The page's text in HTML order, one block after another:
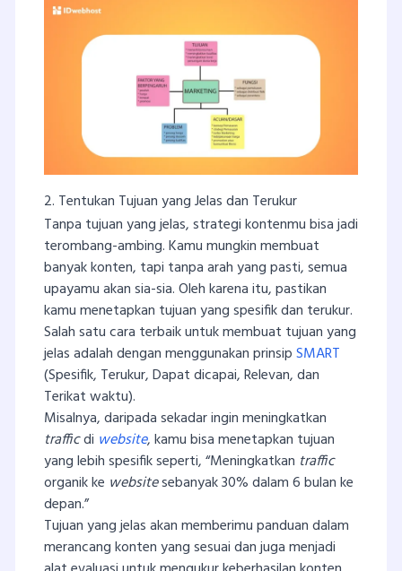
2. Tentukan Tujuan yang Jelas dan Terukur
Tanpa tujuan yang jelas, strategi kontenmu bisa jadi
terombang-ambing. Kamu mungkin membuat
banyak konten, tapi tanpa arah yang pasti, semua
upayamu akan sia-sia. Oleh karena itu, pastikan
kamu menetapkan tujuan yang spesifik dan terukur.
Salah satu cara terbaik untuk membuat tujuan yang
jelas adalah dengan menggunakan prinsipSMART
(Spesifik, Terukur, Dapat dicapai, Relevan, dan
Terikat waktu).
Misalnya, daripada sekadar ingin meningkatkan
trafficdi website, kamu bisa menetapkan tujuan
yang lebih spesifik seperti, “Meningkatkan traffic
organik ke websitesebanyak 30% dalam 6 bulan ke
depan.”
Tujuan yang jelas akan memberimu panduan dalam
merancang konten yang sesuai dan juga menjadi